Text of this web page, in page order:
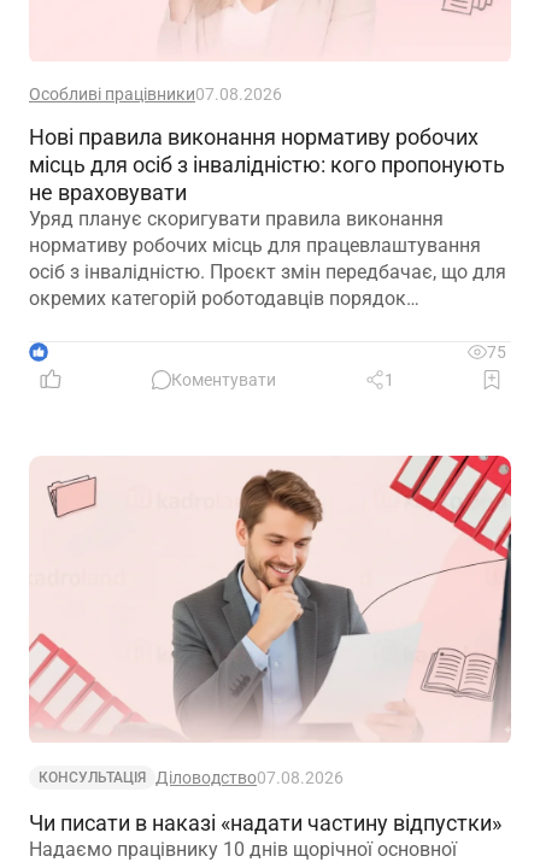
Особливі працівники07.08.2026
Нові правила виконання нормативу робочих
місць для осіб з інвалідністю: кого пропонують
не враховувати
Уряд планує скоригувати правила виконання
нормативу робочих місць для працевлаштування
осіб з інвалідністю. Проєкт змін передбачає, що для
окремих категорій роботодавців порядок
врахувати специфіку їхньої діяльності та усунути
практичні труднощі із виконанням законодавчих
1
75
Коментувати
1
КОНСУЛЬТАЦІЯ Діловодство07.08.2026
Чи писати в наказі «надати частину відпустки»
Надаємо працівнику 10 днів щорічної основної